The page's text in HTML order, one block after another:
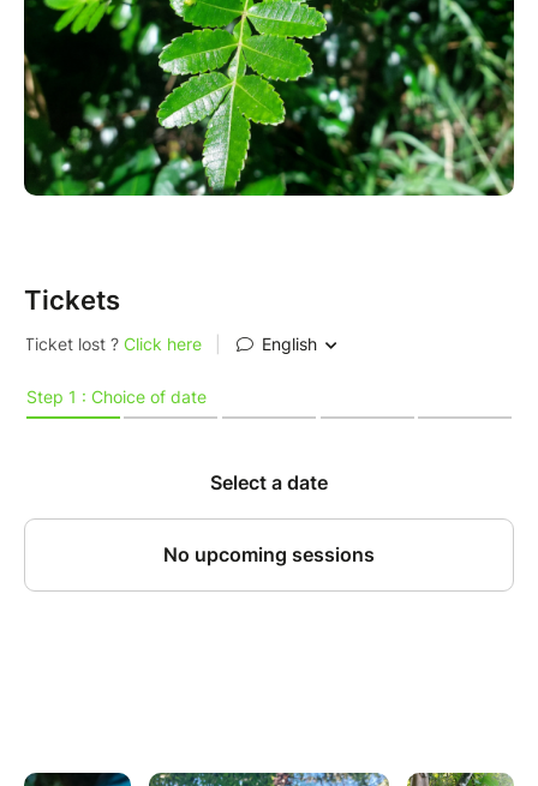
détendue.
Cette sortie s’adresse :
Aux passionnés de nature, de bien-être et
aux amateurs de tisanes,
Auxparticipants de notre formationen
phytothérapie (votre inscription se fait
enfants accompagnés) !
__________________________________________________
informations précises vous seront transmises
par votre guide);
8h : Début de la balade ;
Matinée : 2 à 3h de marche douce au rythme
Tickets